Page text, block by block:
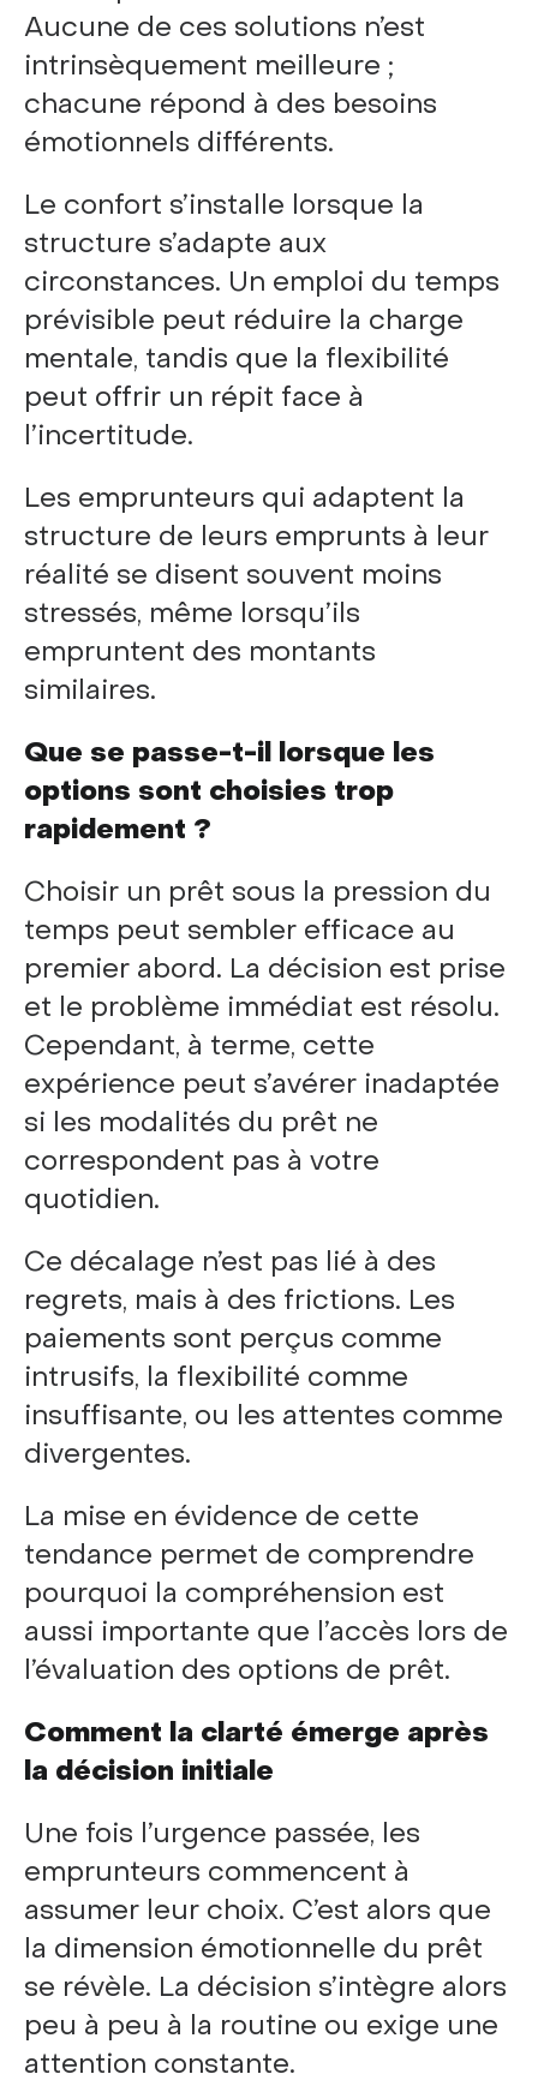
Aucune de ces solutions n’est
intrinsèquement meilleure ;
chacune répond à des besoins
émotionnels différents.
Le confort s’installe lorsque la
structure s’adapte aux
circonstances. Un emploi du temps
prévisible peut réduire la charge
mentale, tandis que la flexibilité
peut offrir un répit face à
l’incertitude.
Les emprunteurs qui adaptent la
structure de leurs emprunts à leur
réalité se disent souvent moins
stressés, même lorsqu’ils
empruntent des montants
similaires.
Que se passe-t-il lorsque les
options sont choisies trop
rapidement ?
Choisir un prêt sous la pression du
temps peut sembler efficace au
premier abord. La décision est prise
et le problème immédiat est résolu.
Cependant, à terme, cette
expérience peut s’avérer inadaptée
si les modalités du prêt ne
correspondent pas à votre
quotidien.
Ce décalage n’est pas lié à des
regrets, mais à des frictions. Les
paiements sont perçus comme
intrusifs, la flexibilité comme
insuffisante, ou les attentes comme
divergentes.
La mise en évidence de cette
tendance permet de comprendre
pourquoi la compréhension est
aussi importante que l’accès lors de
l’évaluation des options de prêt.
Comment la clarté émerge après
la décision initiale
Une fois l’urgence passée, les
emprunteurs commencent à
assumer leur choix. C’est alors que
la dimension émotionnelle du prêt
se révèle. La décision s’intègre alors
peu à peu à la routine ou exige une
attention constante.